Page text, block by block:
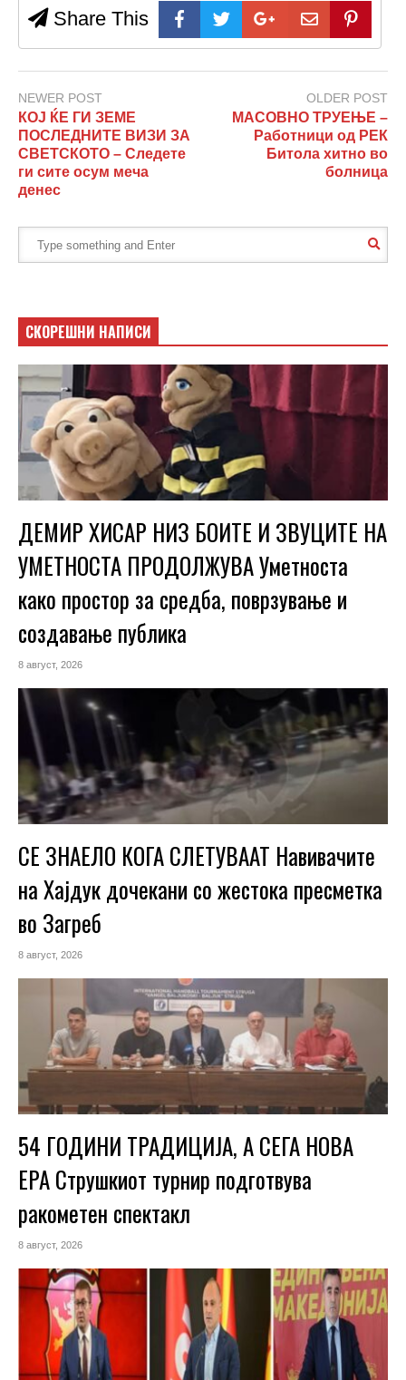
Share This
NEWER POST
КОЈ ЌЕ ГИ ЗЕМЕ
ПОСЛЕДНИТЕ ВИЗИ ЗА
СВЕТСКОТО – Следете
ги сите осум меча
денес
OLDER POST
МАСОВНО ТРУЕЊЕ –
Работници од РЕК
Битола хитно во
болница
СКОРЕШНИ НАПИСИ
ДЕМИР ХИСАР НИЗ БОИТЕ И ЗВУЦИТЕ НА
УМЕТНОСТА ПРОДОЛЖУВА Уметноста
како простор за средба, поврзување и
создавање публика
8 август, 2026
СЕ ЗНАЕЛО КОГА СЛЕТУВААТ Навивачите
на Хајдук дочекани со жестока пресметка
во Загреб
8 август, 2026
54 ГОДИНИ ТРАДИЦИЈА, А СЕГА НОВА
ЕРА Струшкиот турнир подготвува
ракометен спектакл
8 август, 2026